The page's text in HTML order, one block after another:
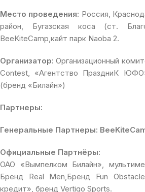
Место проведения: Россия,
район, Бугазская коса (ст.
BeeKiteCamp,кайт парк Naoba 2.
Организатор: Организационный
Contest, «Агентство ПраздниК
(бренд «Билайн»)
Партнеры:
Генеральные Партнеры:
Официальные Партнёры:
ОАО «Вымпелком Билайн»,
Бренд Real Men,Бренд Fun
кредит», бренд Vertigo Sports.